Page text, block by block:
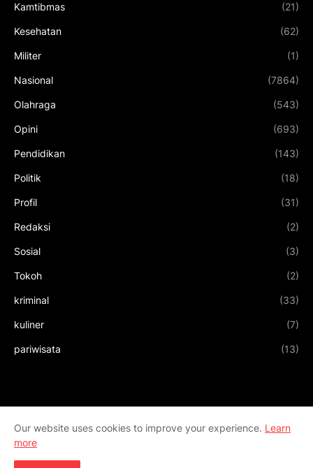
Kamtibmas (21)
Kesehatan (62)
Militer (1)
Nasional (7864)
Olahraga (543)
Opini (693)
Pendidikan (143)
Politik (18)
Profil (31)
Redaksi (2)
Sosial (3)
Tokoh (2)
kriminal (33)
kuliner (7)
pariwisata (13)
Our website uses cookies to improve your experience. Learn
more